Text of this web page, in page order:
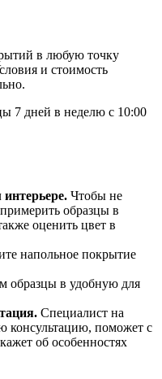
в любую точку
и стоимость
7 дней в неделю с 10:00
Чтобы не
образцы в
оценить цвет в
напольное покрытие
образцы в удобную для
Специалист на
консультацию, поможет с
об особенностях